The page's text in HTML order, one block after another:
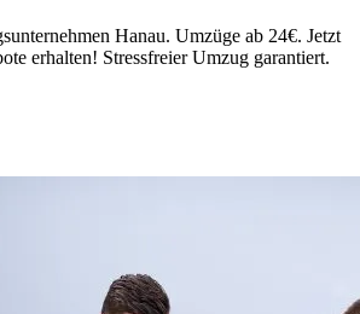
Hanau. Umzüge ab 24€. Jetzt
erhalten! Stressfreier Umzug garantiert.